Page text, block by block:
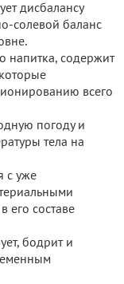
дисбалансу
солевой баланс
напитка, содержит
всего
погоду и
тела на
с уже
его составе
бодрит и